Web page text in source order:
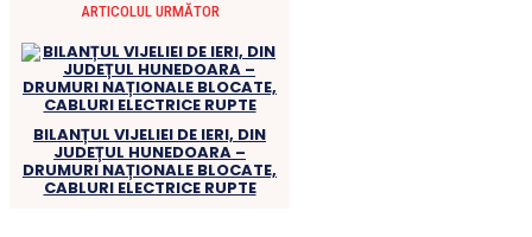
ARTICOLUL URMĂTOR
BILANȚUL VIJELIEI DE IERI, DIN
JUDEȚUL HUNEDOARA –
DRUMURI NAȚIONALE BLOCATE,
CABLURI ELECTRICE RUPTE